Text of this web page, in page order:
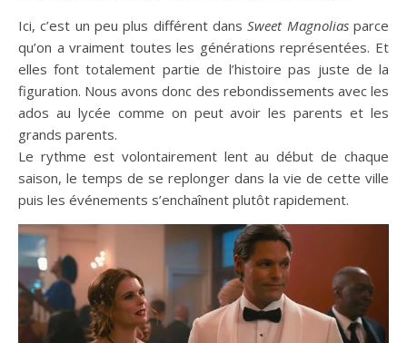
Ici, c’est un peu plus différent dansSweet Magnoliasparce
qu’on a vraiment toutes les générations représentées. Et
elles font totalement partie de l’histoire pas juste de la
figuration. Nous avons donc des rebondissements avec les
ados au lycée comme on peut avoir les parents et les
grands parents.
Le rythme est volontairement lent au début de chaque
saison, le temps de se replonger dans la vie de cette ville
puis les événements s’enchaînent plutôt rapidement.